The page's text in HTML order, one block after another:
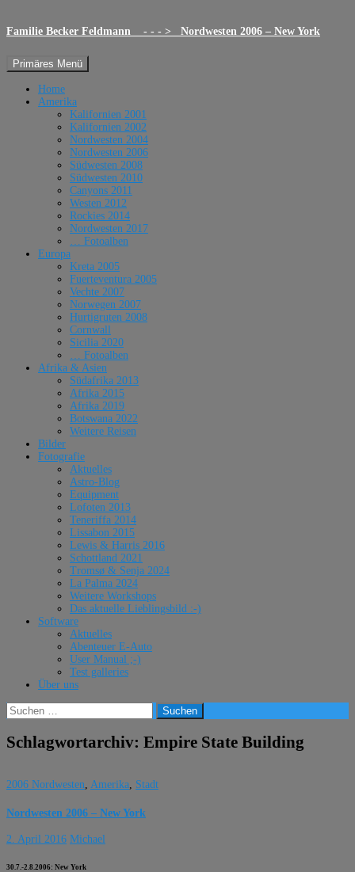
Familie Becker Feldmann - - - > Nordwesten 2006 – New York
Suchen
Primäres Menü Zum
Inhalt
Home
Amerika
Kalifornien 2001
Kalifornien 2002
Nordwesten 2004
Nordwesten 2006
Südwesten 2008
Südwesten 2010
Canyons 2011
Westen 2012
Rockies 2014
Nordwesten 2017
… Fotoalben
Europa
Kreta 2005
Fuerteventura 2005
Vechte 2007
Norwegen 2007
Hurtigruten 2008
Cornwall
Sicilia 2020
… Fotoalben
Afrika & Asien
Südafrika 2013
Afrika 2015
Afrika 2019
Botswana 2022
Weitere Reisen
Bilder
Fotografie
Aktuelles
Astro-Blog
Equipment
Lofoten 2013
Teneriffa 2014
Lissabon 2015
Lewis & Harris 2016
Schottland 2021
Tromsø & Senja 2024
La Palma 2024
Weitere Workshops
Das aktuelle Lieblingsbild :-)
Software
Aktuelles
Abenteuer E-Auto
User Manual ;-)
Test galleries
Über uns
Suchen
nach:
Schlagwortarchiv: Empire State Building
2006 Nordwesten, Amerika, Stadt
Nordwesten 2006 – New York
2. April 2016 Michael
30.7.-2.8.2006: New York